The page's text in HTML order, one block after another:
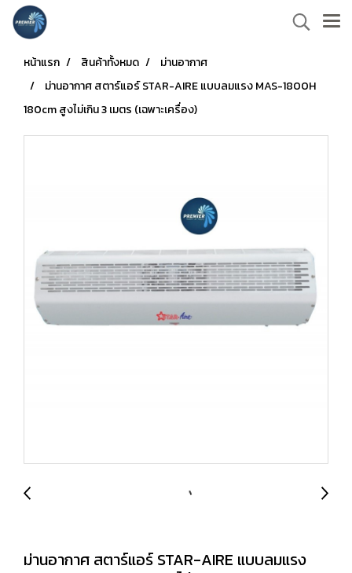
หน้าแรก สินค้าทั้งหมด
ม่านอากาศ
ม่านอากาศ สตาร์แอร์ STAR-AIRE แบบลมแรง MAS-1800H
180cm สูงไม่เกิน 3 เมตร (เฉพาะเครื่อง)
ม่านอากาศ สตาร์แอร์ STAR-AIRE แบบลมแรง